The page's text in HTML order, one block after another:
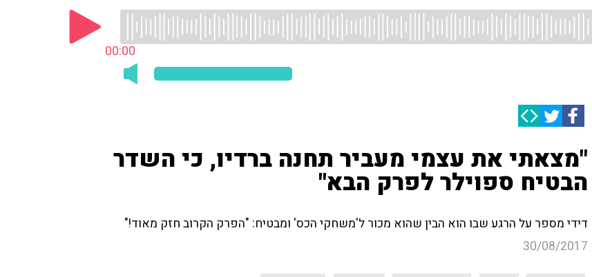
00:00
"מצאתי את עצמי מעביר תחנה ברדיו, כי השדר
הבטיח ספוילר לפרק הבא"
דידי מספר על הרגע שבו הוא הבין שהוא מכור ל'משחקי הכס' ומבטיח: "הפרק הקרוב חזק מאוד!"
30/08/2017